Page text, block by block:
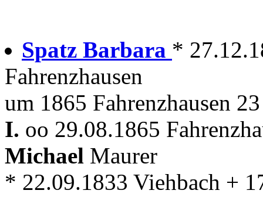
Spatz Barbara *
Fahrenzhausen
um 1865 Fahrenzhausen
I. oo 29.08.1865
Michael Maurer
* 22.09.1833 Viehbach +